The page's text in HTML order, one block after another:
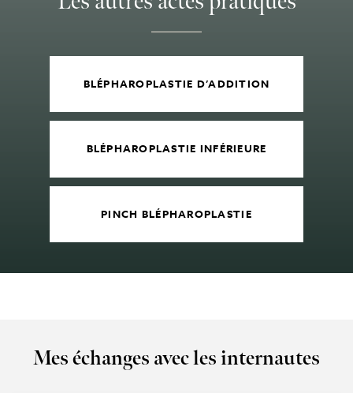
BLÉPHAROPLASTIE D’ADDITION
BLÉPHAROPLASTIE INFÉRIEURE
PINCH BLÉPHAROPLASTIE
Mes échanges avec les internautes